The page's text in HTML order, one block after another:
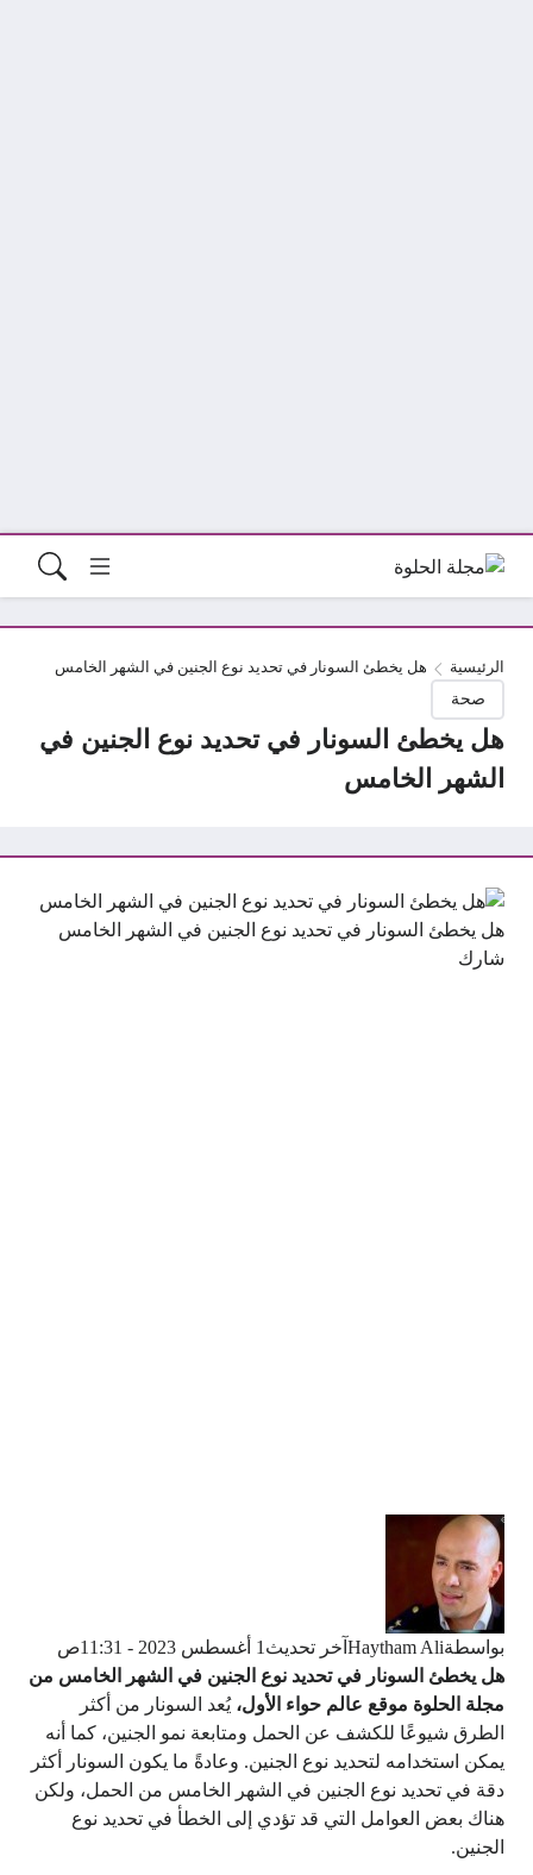
الرئيسية هل يخطئ السونار في تحديد نوع الجنين في الشهر الخامس
صحة
هل يخطئ السونار في تحديد نوع الجنين في
الشهر الخامس
هل يخطئ السونار في تحديد نوع الجنين في الشهر الخامس
شارك
بواسطةHaytham Ali آخر تحديث 1 أغسطس 2023 - 11:31ص
هل يخطئ السونار في تحديد نوع الجنين في الشهر الخامس من
مجلة الحلوة موقع عالم حواء الأول،يُعد السونار من أكثر
الطرق شيوعًا للكشف عن الحمل ومتابعة نمو الجنين، كما أنه
يمكن استخدامه لتحديد نوع الجنين. وعادةً ما يكون السونار أكثر
دقة في تحديد نوع الجنين في الشهر الخامس من الحمل، ولكن
هناك بعض العوامل التي قد تؤدي إلى الخطأ في تحديد نوع
الجنين.